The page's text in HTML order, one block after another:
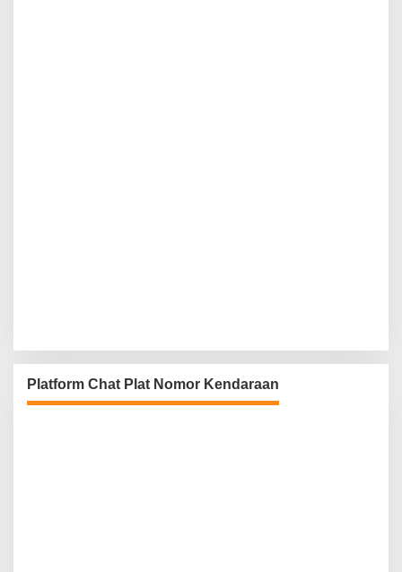
Platform Chat Plat Nomor Kendaraan